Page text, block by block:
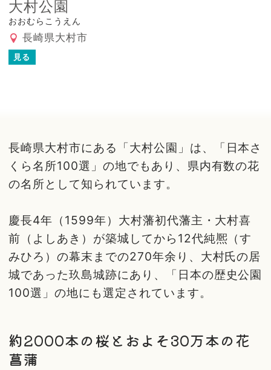
大村公園
おおむらこうえん
長崎県大村市
見る
長崎県大村市にある「大村公園」は、「日本さ
くら名所100選」の地でもあり、県内有数の花
の名所として知られています。
慶長4年（1599年）大村藩初代藩主・大村喜
前（よしあき）が築城してから12代純熈（す
みひろ）の幕末までの270年余り、大村氏の居
城であった玖島城跡にあり、「日本の歴史公園
100選」の地にも選定されています。
約2000本の桜とおよそ30万本の花
菖蒲